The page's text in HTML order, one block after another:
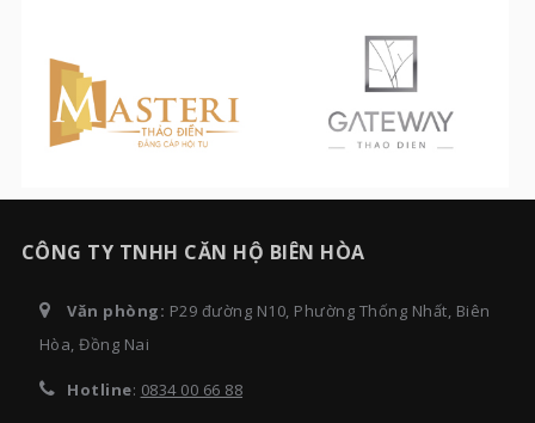
CÔNG TY TNHH CĂN HỘ BIÊN HÒA
Văn phòng: P29 đường N10, Phường Thống Nhất, Biên
Hòa, Đồng Nai
Hotline: 0834 00 66 88